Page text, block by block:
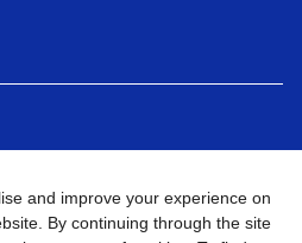
TAIWAN LTD. All Rights
and improve your experience on
By continuing through the site